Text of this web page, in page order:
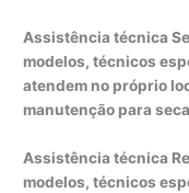
Assistência técnica
modelos, técnicos
atendem no próprio
manutenção para
Assistência técnica
modelos, técnicos